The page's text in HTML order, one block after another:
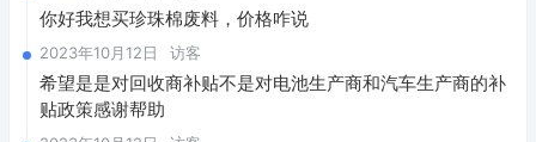
你好我想买珍珠棉废料，价格咋说
2023年10月12日 访客
希望是是对回收商补贴不是对电池生产商和汽车生产商的补
贴政策感谢帮助